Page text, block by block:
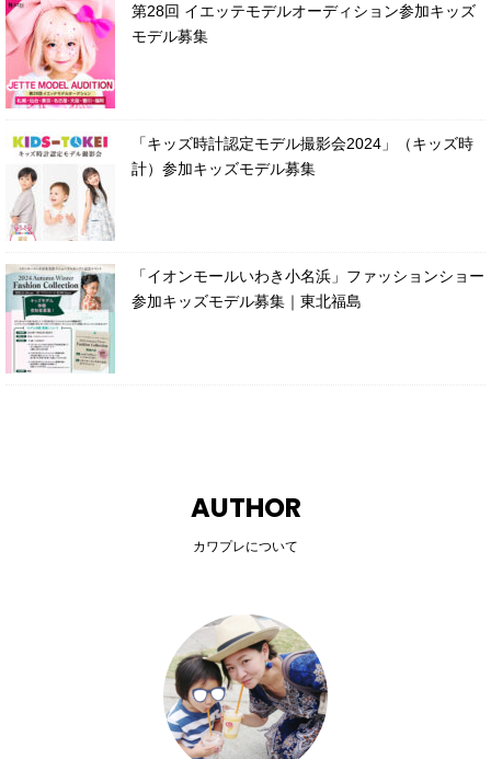
第28回 イエッテモデルオーディション参加キッズ
モデル募集
「キッズ時計認定モデル撮影会2024」（キッズ時
計）参加キッズモデル募集
「イオンモールいわき小名浜」ファッションショー
参加キッズモデル募集｜東北福島
AUTHOR
カワプレについて